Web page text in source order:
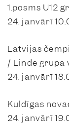
1.posms U12
24. janvārī
Latvijas
/ Linde grupa
24. janvārī
Kuldīgas
24. janvārī